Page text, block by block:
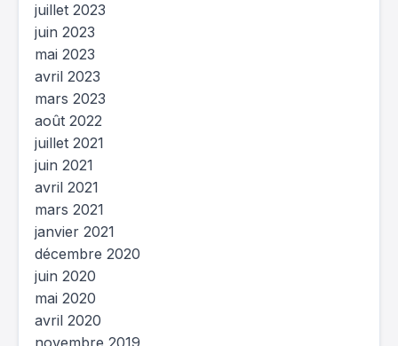
juillet 2023
juin 2023
mai 2023
avril 2023
mars 2023
août 2022
juillet 2021
juin 2021
avril 2021
mars 2021
janvier 2021
décembre 2020
juin 2020
mai 2020
avril 2020
novembre 2019